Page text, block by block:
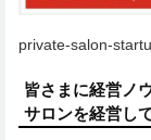
private-salon-
皆さまに経営ノ
サロンを経営し